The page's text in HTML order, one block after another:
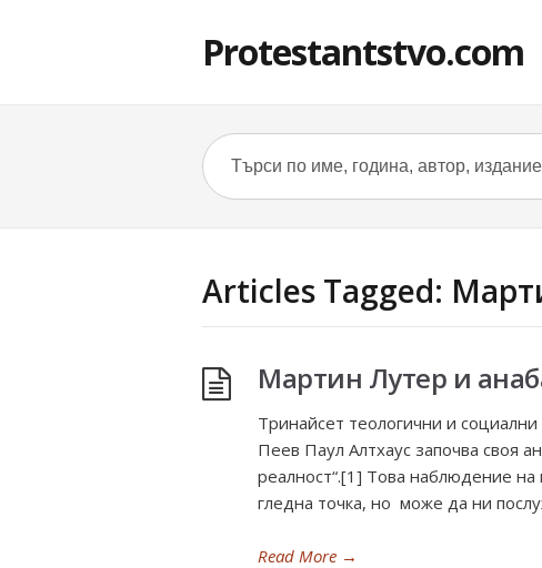
Protestantstvo.com
Articles Tagged:
Мартин Лутер и
Тринайсет теологични и
Пеев Паул Алтхаус започва своя
реалност“.[1] Това наблюдение на
гледна точка, но може да ни
Read More →